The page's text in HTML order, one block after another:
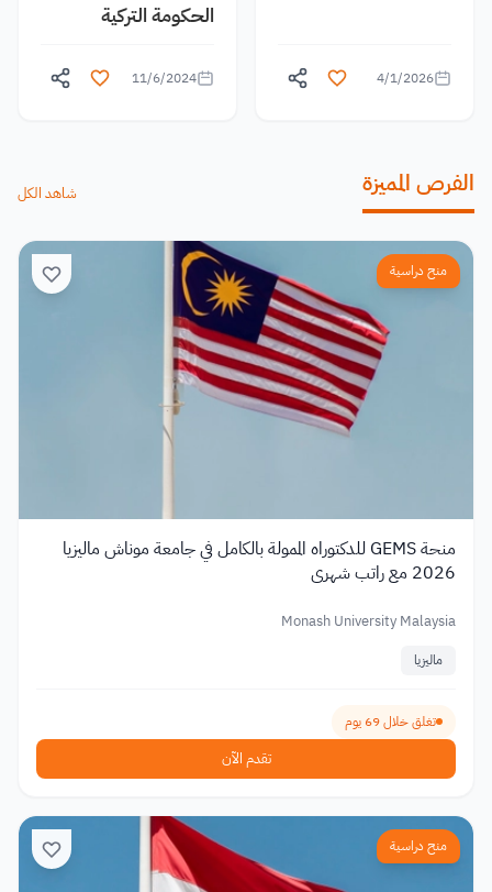
4/1/2026
الحكومة التركية
11/6/2024
الفرص المميزة شاهد الكل
منح دراسية
منحة GEMS للدكتوراه الممولة بالكامل في جامعة موناش ماليزيا
2026 مع راتب شهري
Monash University Malaysia
ماليزيا
تغلق خلال 69 يوم
تقدم الآن
منح دراسية